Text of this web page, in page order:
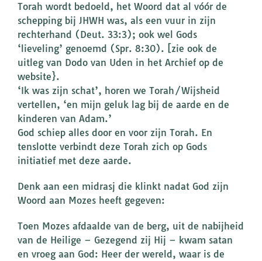
Torah wordt bedoeld, het Woord dat al vóór de
schepping bij JHWH was, als een vuur in zijn
rechterhand (Deut. 33:3); ook wel Gods
‘lieveling’ genoemd (Spr. 8:30). [zie ook de
uitleg van Dodo van Uden in het Archief op de
website}.
‘Ik was zijn schat’, horen we Torah/Wijsheid
vertellen, ‘en mijn geluk lag bij de aarde en de
kinderen van Adam.’
God schiep alles door en voor zijn Torah. En
tenslotte verbindt deze Torah zich op Gods
initiatief met deze aarde.
Denk aan een midrasj die klinkt nadat God zijn
Woord aan Mozes heeft gegeven:
Toen Mozes afdaalde van de berg, uit de nabijheid
van de Heilige – Gezegend zij Hij – kwam satan
en vroeg aan God: Heer der wereld, waar is de